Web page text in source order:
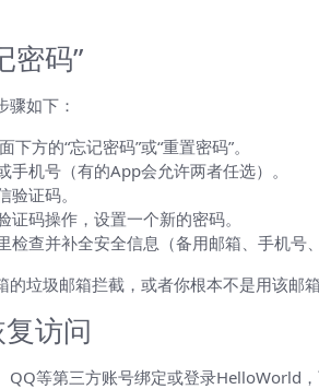
密码”
如下：
方的“忘记密码”或“重置密码”。
机号（有的App会允许两者任选）。
证码。
码操作，设置一个新的密码。
查并补全安全信息（备用邮箱、手机号
垃圾邮箱拦截，或者你根本不是用该邮
访问
等第三方账号绑定或登录HelloWorld，